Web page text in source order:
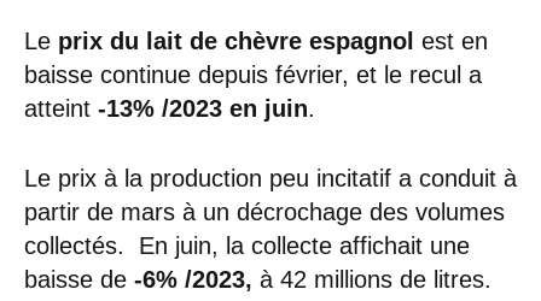
Le prix du lait de chèvre espagnol est en
baisse continue depuis février, et le recul a
atteint -13% /2023 en juin.
Le prix à la production peu incitatif a conduit à
partir de mars à un décrochage des volumes
collectés. En juin, la collecte affichait une
baisse de -6% /2023, à 42 millions de litres.